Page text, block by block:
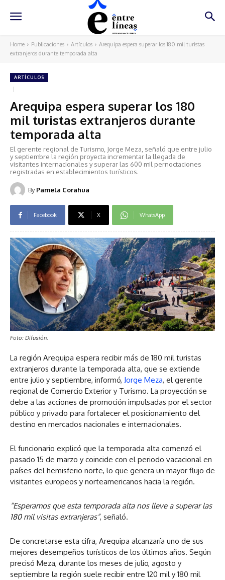
Home Publicaciones Artículos
Arequipa espera superar los 180 mil turistas
extranjeros durante temporada alta
ARTÍCULOS
Arequipa espera superar los 180
mil turistas extranjeros durante
temporada alta
El gerente regional de Turismo, Jorge Meza, señaló que entre julio
y septiembre la región proyecta incrementar la llegada de
visitantes internacionales y superar las 600 mil pernoctaciones
registradas en establecimientos turísticos.
By Pamela Corahua
Facebook X WhatsApp
Foto: Difusión.
La región Arequipa espera recibir más de 180 mil turistas
extranjeros durante la temporada alta, que se extiende
entre julio y septiembre, informó, Jorge Meza, el gerente
regional de Comercio Exterior y Turismo. La proyección se
debe a las acciones de promoción impulsadas por el sector
público y privado para fortalecer el posicionamiento del
destino en mercados nacionales e internacionales.
El funcionario explicó que la temporada alta comenzó el
pasado 15 de marzo y coincide con el periodo vacacional en
países del hemisferio norte, lo que genera un mayor flujo de
visitantes europeos y norteamericanos hacia la región.
“Esperamos que esta temporada alta nos lleve a superar las
180 mil visitas extranjeras”, señaló.
De concretarse esta cifra, Arequipa alcanzaría uno de sus
mejores desempeños turísticos de los últimos años. Según
precisó Meza, durante los meses de julio, agosto y
septiembre la región suele recibir entre 120 mil y 180 mil